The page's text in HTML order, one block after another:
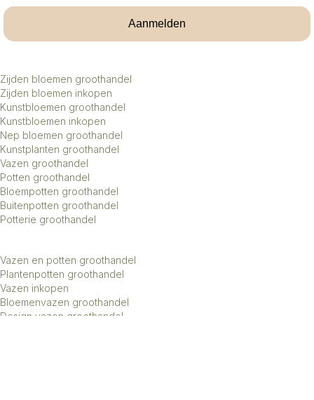
Aanmelden
Zijden bloemen groothandel
Zijden bloemen inkopen
Kunstbloemen groothandel
Kunstbloemen inkopen
Nep bloemen groothandel
Kunstplanten groothandel
Vazen groothandel
Potten groothandel
Bloempotten groothandel
Buitenpotten groothandel
Potterie groothandel
Vazen en potten groothandel
Plantenpotten groothandel
Vazen inkopen
Bloemenvazen groothandel
Design vazen groothandel